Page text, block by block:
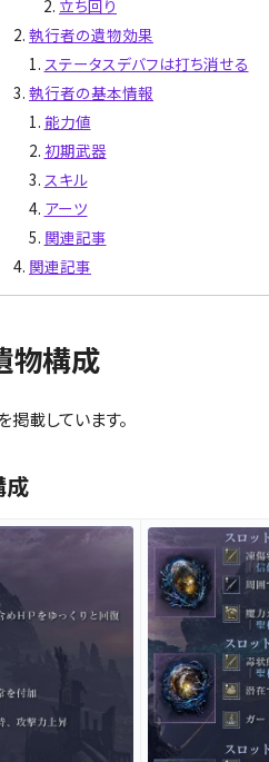
立ち回り
執行者の遺物効果
ステータスデバフは打ち消せる
執行者の基本情報
能力値
初期武器
スキル
アーツ
関連記事
関連記事
物構成
載しています。
成